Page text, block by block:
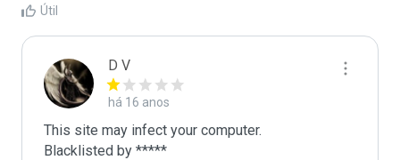
Útil
D V
há 16 anos
This site may infect your computer.
Blacklisted by *****